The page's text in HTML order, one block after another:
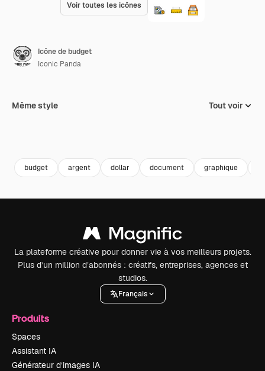
Voir toutes les icônes
Icône de budget
Iconic Panda
Même style Tout voir
budget argent dollar document graphique
La plateforme créative pour donner vie à vos meilleurs projets.
Plus d’un million d’abonnés : créatifs, entreprises, agences et
studios.
Français
Produits
Spaces
Assistant IA
Générateur d’images IA